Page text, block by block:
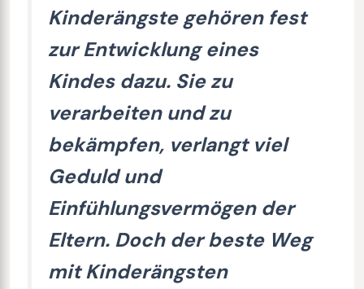
Kinderängste gehören fest
zur Entwicklung eines
Kindes dazu. Sie zu
verarbeiten und zu
bekämpfen, verlangt viel
Geduld und
Einfühlungsvermögen der
Eltern. Doch der beste Weg
mit Kinderängsten